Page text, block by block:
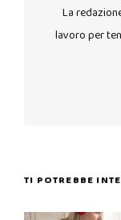
La
lavoro per
TI POTREBBE